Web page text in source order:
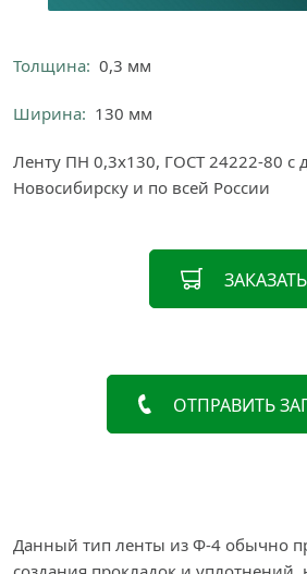
Толщина: 0,3 мм
Ширина: 130 мм
Ленту ПН 0,3х130, ГОСТ 24222-80 с
Новосибирску и по всей России
ЗАКАЗАТЬ
ОТПРАВИТЬ
Данный тип ленты из Ф-4 обычно